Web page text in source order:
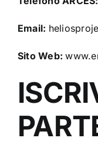
Email:
Sito Web: